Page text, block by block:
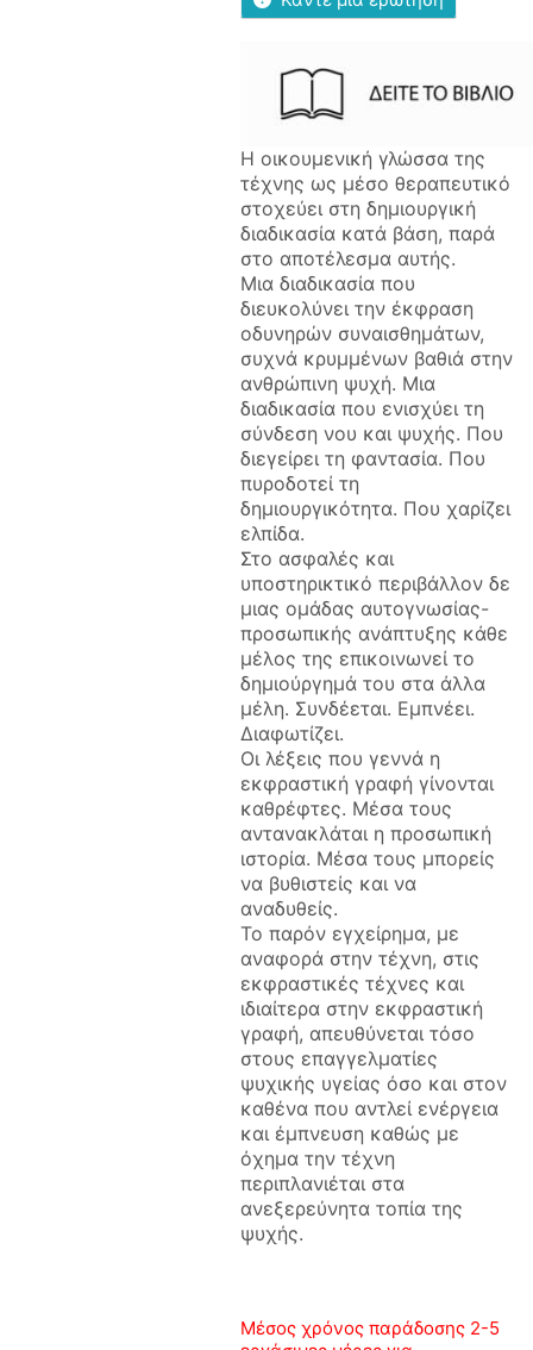
πρόταση
Αυτογνωσίας
Τέχνης
ποσότητα
Η οικουμενική γλώσσα της
τέχνης ως μέσο θεραπευτικό
στοχεύει στη δημιουργική
διαδικασία κατά βάση, παρά
στο αποτέλεσμα αυτής.
Μια διαδικασία που
διευκολύνει την έκφραση
οδυνηρών συναισθημάτων,
συχνά κρυμμένων βαθιά στην
ανθρώπινη ψυχή. Μια
διαδικασία που ενισχύει τη
σύνδεση νου και ψυχής. Που
διεγείρει τη φαντασία. Που
πυροδοτεί τη
δημιουργικότητα. Που χαρίζει
ελπίδα.
Στο ασφαλές και
υποστηρικτικό περιβάλλον δε
μιας ομάδας αυτογνωσίας-
προσωπικής ανάπτυξης κάθε
μέλος της επικοινωνεί το
δημιούργημά του στα άλλα
μέλη. Συνδέεται. Εμπνέει.
Διαφωτίζει.
Οι λέξεις που γεννά η
εκφραστική γραφή γίνονται
καθρέφτες. Μέσα τους
αντανακλάται η προσωπική
ιστορία. Μέσα τους μπορείς
να βυθιστείς και να
αναδυθείς.
Το παρόν εγχείρημα, με
αναφορά στην τέχνη, στις
εκφραστικές τέχνες και
ιδιαίτερα στην εκφραστική
γραφή, απευθύνεται τόσο
στους επαγγελματίες
ψυχικής υγείας όσο και στον
καθένα που αντλεί ενέργεια
και έμπνευση καθώς με
όχημα την τέχνη
περιπλανιέται στα
ανεξερεύνητα τοπία της
ψυχής.
Μέσος χρόνος παράδοσης 2-5